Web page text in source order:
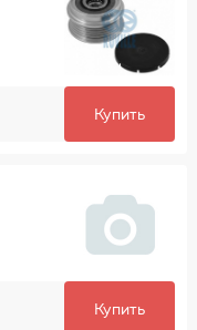
Купить
Купить